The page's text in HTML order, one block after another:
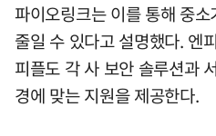
파이오링크는 이를 통해 중
줄일 수 있다고 설명했다. 엔
피플도 각 사 보안 솔루션과
경에 맞는 지원을 제공한다.